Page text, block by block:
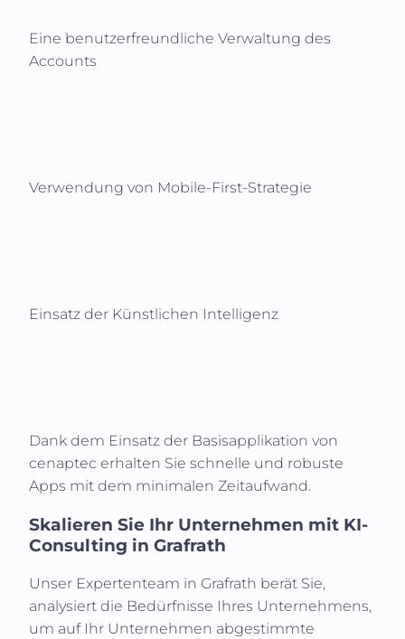
Eine benutzerfreundliche Verwaltung des
Accounts
Verwendung von Mobile-First-Strategie
Einsatz der Künstlichen Intelligenz
Dank dem Einsatz der Basisapplikation von
cenaptec erhalten Sie schnelle und robuste
Apps mit dem minimalen Zeitaufwand.
Skalieren Sie Ihr Unternehmen mit KI-
Consulting in Grafrath
Unser Expertenteam in Grafrath berät Sie,
analysiert die Bedürfnisse Ihres Unternehmens,
um auf Ihr Unternehmen abgestimmte